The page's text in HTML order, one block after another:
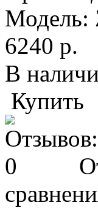
Модель:
6240 р.
В
Купить